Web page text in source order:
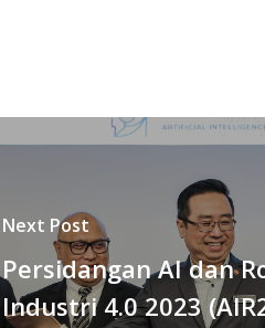
Next Post
Persidangan AI dan
Industri 4.0 2023